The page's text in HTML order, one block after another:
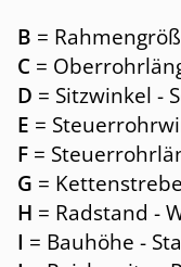
B =
C =
D = Sitzwinkel -
E =
F =
G =
H = Radstand -
I = Bauhöhe -